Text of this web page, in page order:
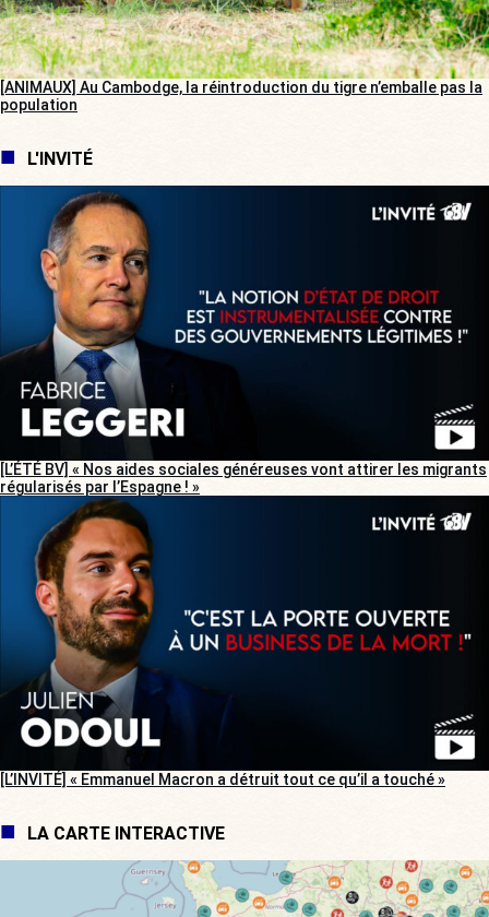
[ANIMAUX] Au Cambodge, la réintroduction du tigre n’emballe pas la
population
L'INVITÉ
[L’ÉTÉ BV] « Nos aides sociales généreuses vont attirer les migrants
régularisés par l’Espagne ! »
[L’INVITÉ] « Emmanuel Macron a détruit tout ce qu’il a touché »
LA CARTE INTERACTIVE